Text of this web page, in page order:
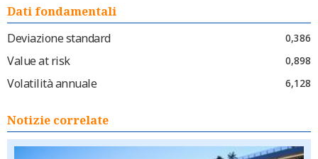
Dati fondamentali
Deviazione standard
0,386
Value at risk 0,898
Volatilità annuale 6,128
Notizie correlate